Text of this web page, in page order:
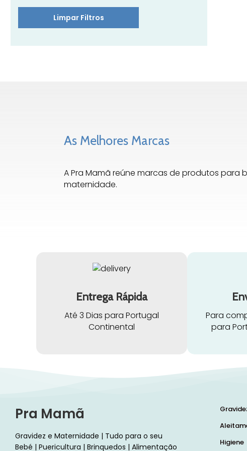
Limpar Filtros
As Melhores Marcas
A Pra Mamã reúne marcas de produtos
maternidade.
Entrega Rápida
Até 3 Dias para Portugal
Continental
Para
para
Pra Mamã
Gravidez e Maternidade | Tudo para o seu
Bebé | Puericultura | Brinquedos | Alimentação
Higiene